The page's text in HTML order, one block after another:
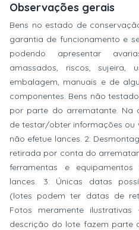
Observações gerais
Bens no estado de
garantia de funcionamento e
podendo apresentar
amassados, riscos, sujeira,
embalagem, manuais e de
componentes. Bens não
por parte do arrematante. Na
de testar/obter informações ou
não efetue lances. 2:
retirada por conta do
ferramentas e
lances. 3: Únicas datas
(lotes podem ter datas de
Fotos meramente
descrição do lote fazem parte